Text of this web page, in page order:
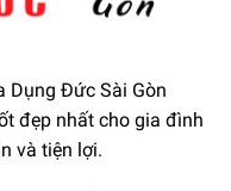
Dụng Đức Sài Gòn
đẹp nhất cho gia đình
và tiện lợi.